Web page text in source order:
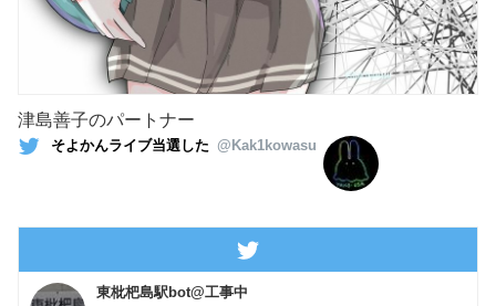
津島善子のパートナー
そよかんライブ当選した @Kak1kowasu
東枇杷島駅bot@工事中